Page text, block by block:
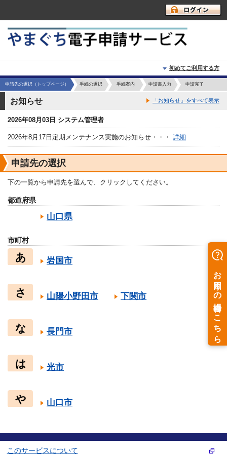
初めてご利用する方
初めて利用する方へ
利用上の注意
よくあるご質問
申請先の選択（トップページ） 手続の選択 手続案内 申請書入力 申請完了
お知らせ
2026年08月03日 システム管理者
2026年8月17日定期メンテナンス実施のお知らせ・・・ 詳細
「お知らせ」をすべて表示
申請先の選択
下の一覧から申請先を選んで、クリックしてください。
都道府県
山口県
市町村
あ 岩国市
さ 山陽小野田市 下関市
な 長門市
は 光市
や 山口市
このサービスについて